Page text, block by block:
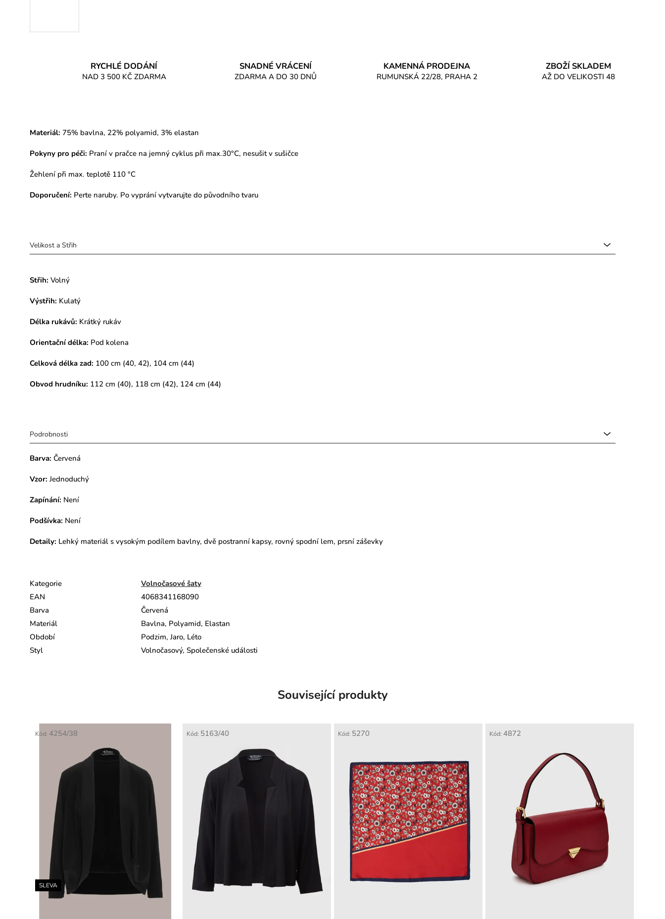
RYCHLÉ DODÁNÍ
NAD 3 500 KČ ZDARMA
SNADNÉ VRÁCENÍ
ZDARMA A DO 30 DNŮ
KAMENNÁ PRODEJNA
RUMUNSKÁ 22/28, PRAHA 2
ZBOŽÍ SKLADEM
AŽ DO VELIKOSTI 48
Materiál: 75% bavlna, 22% polyamid, 3% elastan
Pokyny pro péči: Praní v pračce na jemný cyklus při max.30°C, nesušit v sušičce
Žehlení při max. teplotě 110 °C
Doporučení: Perte naruby. Po vyprání vytvarujte do původního tvaru
Velikost a Střih
Střih: Volný
Výstřih: Kulatý
Délka rukávů: Krátký rukáv
Orientační délka: Pod kolena
Celková délka zad: 100 cm (40, 42), 104 cm (44)
Obvod hrudníku: 112 cm (40), 118 cm (42), 124 cm (44)
Podrobnosti
Barva: Červená
Vzor: Jednoduchý
Zapínání: Není
Podšívka: Není
Detaily: Lehký materiál s vysokým podílem bavlny, dvě postranní kapsy, rovný spodní lem, prsní záševky
Kategorie
Volnočasové šaty
EAN
4068341168090
Barva
Červená
Materiál
Bavlna, Polyamid, Elastan
Období
Podzim, Jaro, Léto
Styl
Volnočasový, Společenské události
Související produkty
SLEVA
Kód: 4254/38 Kód: 5163/40 Kód: 5270 Kód: 4872